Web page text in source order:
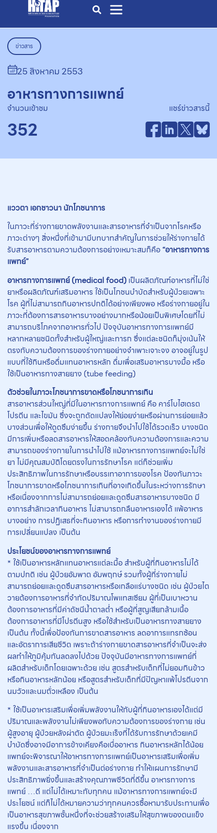
ข่าวสาร
25 สิงหาคม 2553
อาหารทางการแพทย์
จำนวนเข้าชม
352
แชร์ข่าวสารนี้
แววตา เอกชาวนา นักโภชนาการ
ในภาวะที่ร่างกายขาดพลังงานและสารอาหารที่จำเป็นจากโรคหรือ
ภาวะต่างๆ สิ่งหนึ่งที่เข้ามามีบทบาทสำคัญในการช่วยให้ร่างกายได้
รับสารอาหารตามความต้องการอย่างเหมาะสมก็คือ “อาหารทางการ
แพทย์”
อาหารทางการแพทย์ (medical food) เป็นผลิตภัณฑ์อาหารที่ไม่ใช่
ยาหรือผลิตภัณฑ์เสริมอาหาร ใช้เป็นโภชนบำบัดสำหรับผู้ป่วยเฉพาะ
โรค ผู้ที่ไม่สามารถกินอาหารปกติได้อย่างเพียงพอ หรือร่างกายอยู่ใน
ภาวะที่ต้องการสารอาหารบางอย่างมากหรือน้อยเป็นพิเศษโดยที่ไม่
สามารถบริโภคจากอาหารทั่วไป ปัจจุบันอาหารทางการแพทย์มี
หลากหลายชนิดทั้งสำหรับผู้ใหญ่และทารก ซึ่งแต่ละชนิดก็มุ่งเน้นให้
ตรงกับความต้องการของร่างกายอย่างจำเพาะเจาะจง อาจอยู่ในรูป
แบบที่ใช้กินหรือดื่มแทนอาหารหลัก ดื่มเพื่อเสริมอาหารบางมื้อ หรือ
ใช้เป็นอาหารทางสายยาง (tube feeding)
ตัวช่วยในภาวะโภชนาการขาดหรือโภชนาการเกิน
สารอาหารส่วนใหญ่ที่มีในอาหารทางการแพทย์ คือ คาร์โบไฮเดรต
โปรตีน และไขมัน ซึ่งจะถูกดัดแปลงให้ย่อยง่ายหรือผ่านการย่อยแล้ว
บางส่วนเพื่อให้ดูดซึมง่ายขึ้น ร่างกายจึงนำไปใช้ได้รวดเร็ว บางชนิด
มีการเพิ่มหรือลดสารอาหารให้สอดคล้องกับความต้องการและความ
สามารถของร่างกายในการนำไปใช้ แม้อาหารทางการแพทย์จะไม่ใช่
ยา ไม่มีคุณสมบัติโดยตรงในการรักษาโรค แต่ก็ช่วยเพิ่ม
ประสิทธิภาพในการรักษาหรือบรรเทาอาการของโรค ป้องกันภาวะ
โภชนาการขาดหรือโภชนาการเกินที่อาจเกิดขึ้นในระหว่างการรักษา
หรือเนื่องจากการไม่สามารถย่อยและดูดซึมสารอาหารบางชนิด มี
อาการสำลักเวลากินอาหาร ไม่สามารถกลืนอาหารเองได้ แพ้อาหาร
บางอย่าง การปฏิเสธที่จะกินอาหาร หรือการทำงานของร่างกายมี
การเปลี่ยนแปลง เป็นต้น
ประโยชน์ของอาหารทางการแพทย์
* ใช้เป็นอาหารหลักแทนอาหารแต่ละมื้อ สำหรับผู้ที่กินอาหารไม่ได้
ตามปกติ เช่น ผู้ป่วยอัมพาต อัมพฤกษ์ รวมทั้งผู้ที่ร่างกายไม่
สามารถย่อยและดูดซึมสารอาหารหรือเกลือแร่บางชนิด เช่น ผู้ป่วยไต
วายต้องการอาหารที่จำกัดปริมาณโพแทสเซียม ผู้ที่เป็นเบาหวาน
ต้องการอาหารที่มีค่าดัชนีน้ำตาลต่ำ หรือผู้ที่สูญเสียกล้ามเนื้อ
ต้องการอาหารที่มีโปรตีนสูง หรือใช้สำหรับเป็นอาหารทางสายยาง
เป็นต้น ทั้งนี้เพื่อป้องกันการขาดสารอาหาร ลดอาการแทรกซ้อน
และอัตราการเสียชีวิต เพราะถ้าร่างกายขาดสารอาหารที่จำเป็นจะส่ง
ผลทำให้ภูมิคุ้มกันลดลงไปด้วย ปัจจุบันมีอาหารทางการแพทย์ที่
ผลิตสำหรับเด็กโดยเฉพาะด้วย เช่น สูตรสำหรับเด็กที่ไม่ยอมกินข้าว
หรือกินอาหารหลักน้อย หรือสูตรสำหรับเด็กที่มีปัญหาแพ้โปรตีนจาก
นมวัวและนมถั่วเหลือง เป็นต้น
* ใช้เป็นอาหารเสริมเพื่อเพิ่มพลังงานให้กับผู้ที่กินอาหารเองได้แต่มี
ปริมาณและพลังงานไม่เพียงพอกับความต้องการของร่างกาย เช่น
ผู้สูงอายุ ผู้ป่วยหลังผ่าตัด ผู้ป่วยมะเร็งที่ได้รับการรักษาด้วยเคมี
บำบัดซึ่งอาจมีอาการข้างเคียงคือเบื่ออาหาร กินอาหารหลักได้น้อย
แพทย์จะพิจารณาให้อาหารทางการแพทย์เป็นอาหารเสริมเพื่อเพิ่ม
พลังงานและสารอาหารที่จำเป็นต่อร่างกาย ทำให้แผนการรักษามี
ประสิทธิภาพยิ่งขึ้นและสร้างคุณภาพชีวิตที่ดีขึ้น อาหารทางการ
แพทย์ …ดี แต่ไม่ได้เหมาะกับทุกคน แม้อาหารทางการแพทย์จะมี
ประโยชน์ แต่ก็ไม่ได้หมายความว่าทุกคนควรซื้อหามารับประทานเพื่อ
เป็นอาหารสุขภาพชั้นหนึ่งที่จะช่วยสร้างเสริมให้สุขภาพของตนแข็ง
แรงขึ้น เนื่องจาก